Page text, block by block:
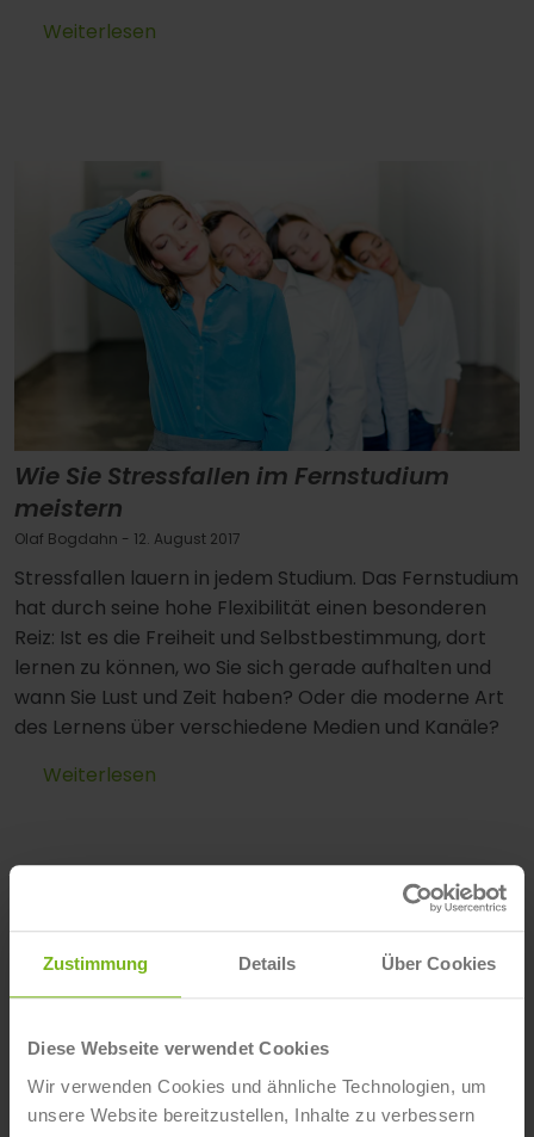
Zustimmung Details Über Cookies
Diese Webseite verwendet Cookies
Wir verwenden Cookies und ähnliche Technologien, um
unsere Website bereitzustellen, Inhalte zu verbessern
Weiterlesen
Wie Sie Stressfallen im Fernstudium
meistern
Olaf Bogdahn - 12. August 2017
Stressfallen lauern in jedem Studium. Das Fernstudium
hat durch seine hohe Flexibilität einen besonderen
Reiz: Ist es die Freiheit und Selbstbestimmung, dort
lernen zu können, wo Sie sich gerade aufhalten und
wann Sie Lust und Zeit haben? Oder die moderne Art
des Lernens über verschiedene Medien und Kanäle?
Weiterlesen